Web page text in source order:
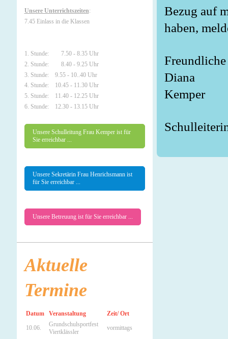
Bezug auf
haben,
Diana
Kemper
Unsere Unterrichtszeiten:
7.45 Einlass in die Klassen
1. Stunde: 7.50 - 8.35 Uhr
2. Stunde: 8.40 - 9.25 Uhr
3. Stunde: 9.55 - 10..40 Uhr
4. Stunde: 10.45 - 11.30 Uhr
5. Stunde: 11.40 - 12.25 Uhr
6. Stunde: 12.30 - 13.15 Uhr
Unsere Schulleitung Frau Kemper ist für
Sie erreichbar ...
Unsere Sekretärin Frau Henrichsmann ist
für Sie erreichbar ...
Unsere Betreuung ist für Sie erreichbar ...
Aktuelle
Termine
Datum Veranstaltung Zeit/ Ort
10.06.
Grundschulsportfest
Viertklässler
vormittags